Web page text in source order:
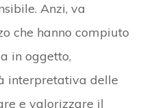
Anzi, va
che hanno compiuto
in oggetto,
interpretativa delle
e valorizzare il